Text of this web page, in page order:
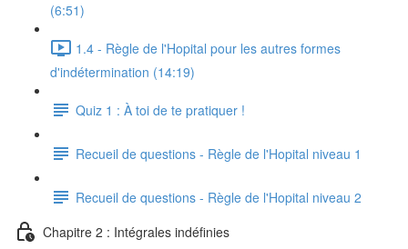
(6:51)
1.4 - Règle de l'Hopital pour les autres formes
d'indétermination (14:19)
Quiz 1 : À toi de te pratiquer !
Recueil de questions - Règle de l'Hopital niveau 1
Recueil de questions - Règle de l'Hopital niveau 2
Chapitre 2 : Intégrales indéfinies